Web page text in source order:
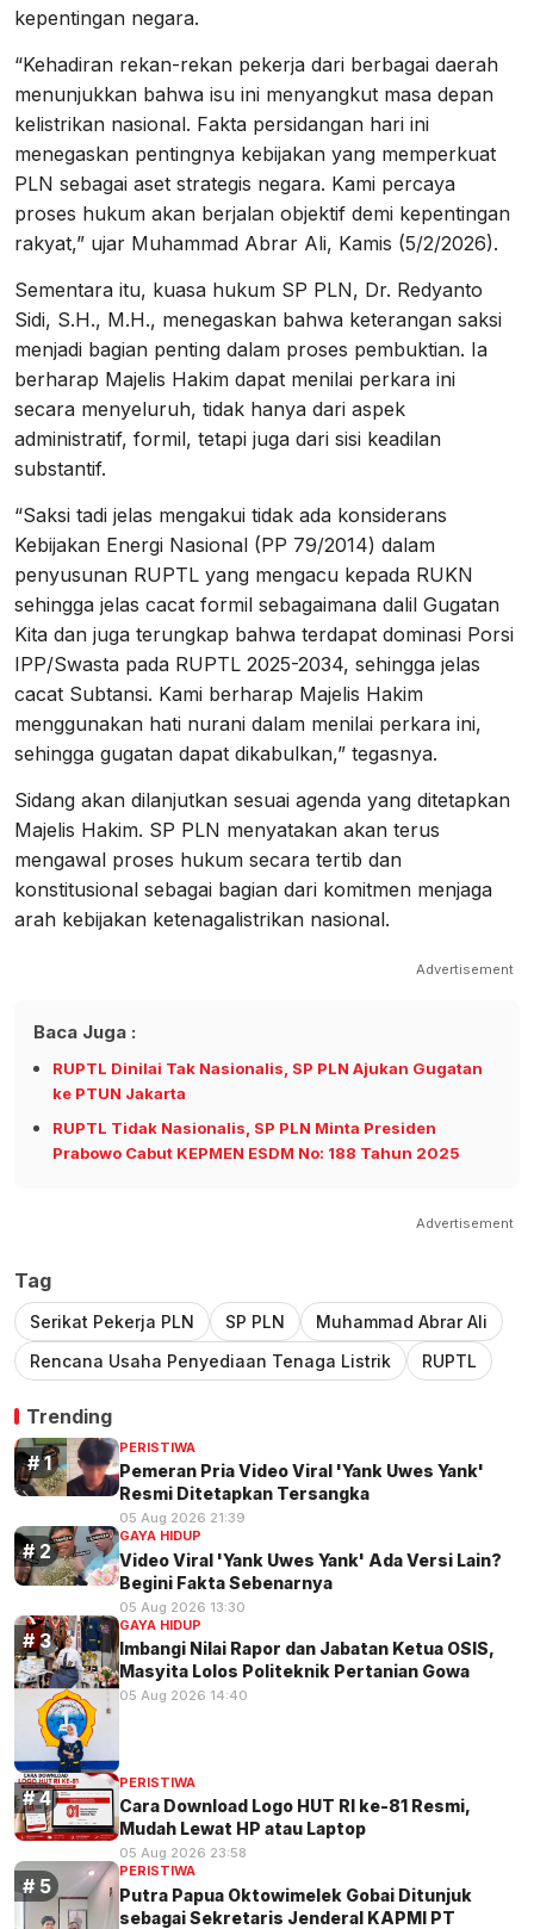
kepentingan negara.
“Kehadiran rekan-rekan pekerja dari berbagai daerah
menunjukkan bahwa isu ini menyangkut masa depan
kelistrikan nasional. Fakta persidangan hari ini
menegaskan pentingnya kebijakan yang memperkuat
PLN sebagai aset strategis negara. Kami percaya
proses hukum akan berjalan objektif demi kepentingan
rakyat,” ujar Muhammad Abrar Ali, Kamis (5/2/2026).
Sementara itu, kuasa hukum SP PLN, Dr. Redyanto
Sidi, S.H., M.H., menegaskan bahwa keterangan saksi
menjadi bagian penting dalam proses pembuktian. Ia
berharap Majelis Hakim dapat menilai perkara ini
secara menyeluruh, tidak hanya dari aspek
administratif, formil, tetapi juga dari sisi keadilan
substantif.
“Saksi tadi jelas mengakui tidak ada konsiderans
Kebijakan Energi Nasional (PP 79/2014) dalam
penyusunan RUPTL yang mengacu kepada RUKN
sehingga jelas cacat formil sebagaimana dalil Gugatan
Kita dan juga terungkap bahwa terdapat dominasi Porsi
IPP/Swasta pada RUPTL 2025-2034, sehingga jelas
cacat Subtansi. Kami berharap Majelis Hakim
menggunakan hati nurani dalam menilai perkara ini,
sehingga gugatan dapat dikabulkan,” tegasnya.
Sidang akan dilanjutkan sesuai agenda yang ditetapkan
Majelis Hakim. SP PLN menyatakan akan terus
mengawal proses hukum secara tertib dan
konstitusional sebagai bagian dari komitmen menjaga
arah kebijakan ketenagalistrikan nasional.
Advertisement
Baca Juga :
RUPTL Dinilai Tak Nasionalis, SP PLN Ajukan Gugatan
ke PTUN Jakarta
RUPTL Tidak Nasionalis, SP PLN Minta Presiden
Prabowo Cabut KEPMEN ESDM No: 188 Tahun 2025
Advertisement
Tag
Serikat Pekerja PLN SP PLN
Muhammad Abrar Ali
Rencana Usaha Penyediaan Tenaga Listrik
RUPTL
Trending
PERISTIWA
Pemeran Pria Video Viral 'Yank Uwes Yank'
Resmi Ditetapkan Tersangka
05 Aug 2026 21:39
GAYA HIDUP
Video Viral 'Yank Uwes Yank' Ada Versi Lain?
Begini Fakta Sebenarnya
05 Aug 2026 13:30
GAYA HIDUP
Imbangi Nilai Rapor dan Jabatan Ketua OSIS,
Masyita Lolos Politeknik Pertanian Gowa
05 Aug 2026 14:40
PERISTIWA
Cara Download Logo HUT RI ke-81 Resmi,
Mudah Lewat HP atau Laptop
05 Aug 2026 23:58
PERISTIWA
Putra Papua Oktowimelek Gobai Ditunjuk
sebagai Sekretaris Jenderal KAPMI PT